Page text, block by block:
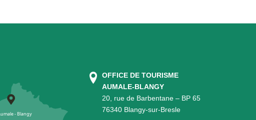
OFFICE DE TOURISME
AUMALE-BLANGY
20, rue de Barbentane – BP 65
76340 Blangy-sur-Bresle